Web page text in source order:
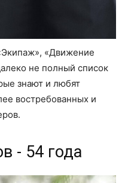
«Движение
не полный список
знают и любят
востребованных и
- 54 года